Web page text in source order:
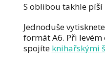
S oblibou takhle
Jednoduše
formát A6. Při
spojíte knihařskými